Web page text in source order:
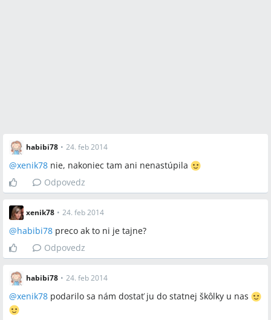
habibi78 • 24. feb 2014
@xenik78 nie, nakoniec tam ani nenastúpila
Odpovedz
xenik78 • 24. feb 2014
@habibi78 preco ak to ni je tajne?
Odpovedz
habibi78 • 24. feb 2014
@xenik78 podarilo sa nám dostať ju do statnej škôlky u nas